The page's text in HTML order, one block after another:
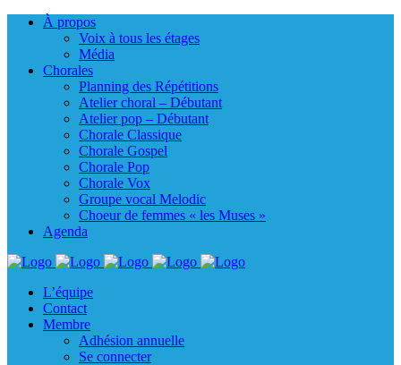
À propos
Voix à tous les étages
Média
Chorales
Planning des Répétitions
Atelier choral – Débutant
Atelier pop – Débutant
Chorale Classique
Chorale Gospel
Chorale Pop
Chorale Vox
Groupe vocal Melodic
Choeur de femmes « les Muses »
Agenda
L’équipe
Contact
Membre
Adhésion annuelle
Se connecter